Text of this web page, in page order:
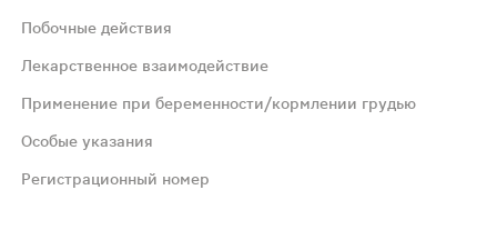
ишиас); боли в суставах (в т.ч. суставы
соответствии с индивидуальными целями
Побочные действия
Лекарственное взаимодействие
Применение при беременности/кормлении грудью
Особые указания
Регистрационный номер